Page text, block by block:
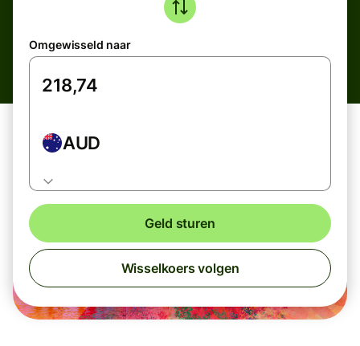
Omgewisseld naar
AUD
Geld sturen
Wisselkoers volgen